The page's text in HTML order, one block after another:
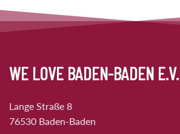
WE LOVE BADEN-BADEN E.V.
Lange Straße 8
76530 Baden-Baden